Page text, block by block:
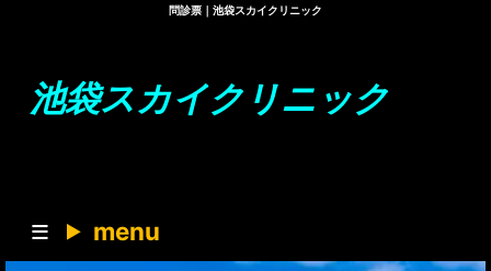
問診票｜池袋スカイクリニック
池袋スカイクリニック
menu